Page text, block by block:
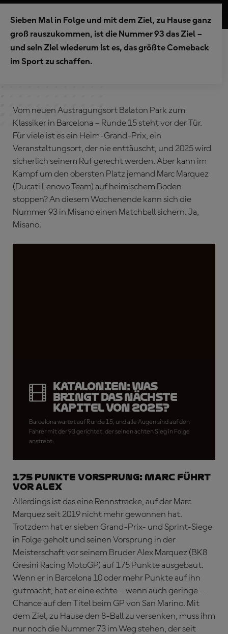
Sieben Mal in Folge und mit dem Ziel, zu Hause ganz
groß rauszukommen, ist die Nummer 93 das Ziel –
und sein Ziel wiederum ist es, das größte Comeback
im Sport zu schaffen.
Vom neuen Austragungsort Balaton Park zum
Klassiker in Barcelona – Runde 15 steht vor der Tür.
Für viele ist es ein Heim-Grand-Prix, ein
Veranstaltungsort, der nie enttäuscht, und 2025 wird
sicherlich seinem Ruf gerecht werden. Aber kann im
Kampf um den obersten Platz jemand Marc Marquez
(Ducati Lenovo Team) auf heimischem Boden
stoppen? An diesem Wochenende kann sich die
Nummer 93 in Misano einen Matchball sichern. Ja,
Misano.
Katalonien: Was
bringt das nächste
Kapitel von 2025?
Barcelona wartet auf Runde 15, und alle Augen sind auf den
Fahrer mit der 93 gerichtet, der seinen achten Sieg in Folge
anstrebt.
175 PUNKTE VORSPRUNG: Marc führt
vor Alex
Allerdings ist das eine Rennstrecke, auf der Marc
Marquez seit 2019 nicht mehr gewonnen hat.
Trotzdem hat er sieben Grand-Prix- und Sprint-Siege
in Folge geholt und seinen Vorsprung in der
Meisterschaft vor seinem Bruder Alex Marquez (BK8
Gresini Racing MotoGP) auf 175 Punkte ausgebaut.
Wenn er in Barcelona 10 oder mehr Punkte auf ihn
gutmacht, hat er eine echte – wenn auch geringe –
Chance auf den Titel beim GP von San Marino. Mit
dem Ziel, zu Hause den 8-Ball zu versenken, muss ihm
nur noch die Nummer 73 im Weg stehen, der seit